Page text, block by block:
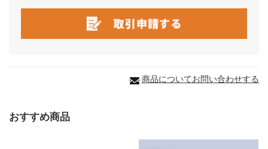
商品についてお問い合わせする
おすすめ商品